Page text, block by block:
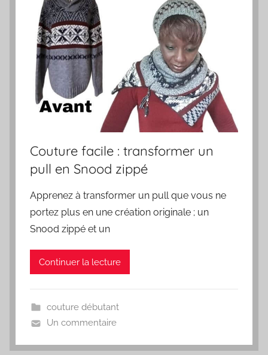
Couture facile : transformer un
pull en Snood zippé
Apprenez à transformer un pull que vous ne
portez plus en une création originale ; un
Snood zippé et un
Continuer la lecture
couture débutant
Un commentaire